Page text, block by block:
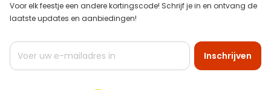
Voor elk feestje een andere kortingscode! Schrijf je in en ontvang de
laatste updates en aanbiedingen!
Abonneer
op
Inschrijven